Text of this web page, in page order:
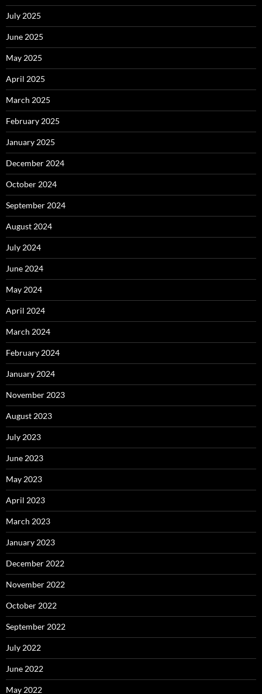
July 2025
June 2025
May 2025
April 2025
March 2025
February 2025
January 2025
December 2024
October 2024
September 2024
August 2024
July 2024
June 2024
May 2024
April 2024
March 2024
February 2024
January 2024
November 2023
August 2023
July 2023
June 2023
May 2023
April 2023
March 2023
January 2023
December 2022
November 2022
October 2022
September 2022
July 2022
June 2022
May 2022